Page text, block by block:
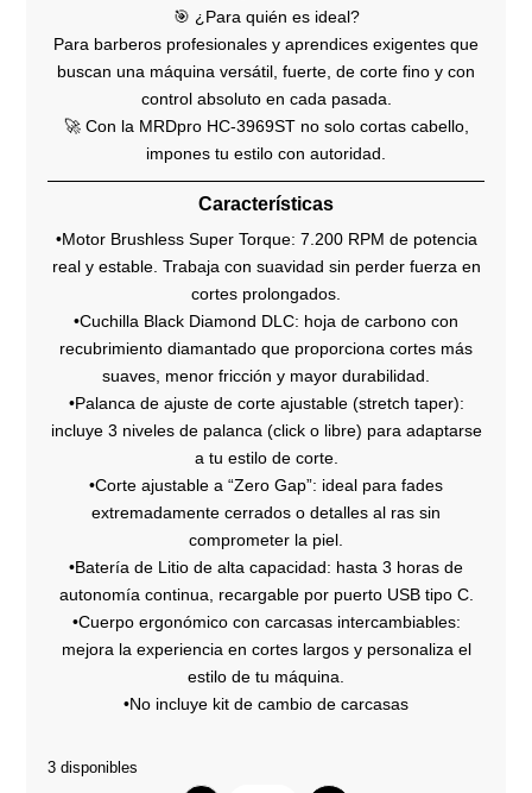
🎯 ¿Para quién es ideal?
Para barberos profesionales y aprendices exigentes que
buscan una máquina versátil, fuerte, de corte fino y con
control absoluto en cada pasada.
🚀 Con la MRDpro HC‑3969ST no solo cortas cabello,
impones tu estilo con autoridad.
Características
•Motor Brushless Super Torque: 7.200 RPM de potencia
real y estable. Trabaja con suavidad sin perder fuerza en
cortes prolongados.
•Cuchilla Black Diamond DLC: hoja de carbono con
recubrimiento diamantado que proporciona cortes más
suaves, menor fricción y mayor durabilidad.
•Palanca de ajuste de corte ajustable (stretch taper):
incluye 3 niveles de palanca (click o libre) para adaptarse
a tu estilo de corte.
•Corte ajustable a “Zero Gap”: ideal para fades
extremadamente cerrados o detalles al ras sin
comprometer la piel.
•Batería de Litio de alta capacidad: hasta 3 horas de
autonomía continua, recargable por puerto USB tipo C.
•Cuerpo ergonómico con carcasas intercambiables:
mejora la experiencia en cortes largos y personaliza el
estilo de tu máquina.
•No incluye kit de cambio de carcasas
3 disponibles